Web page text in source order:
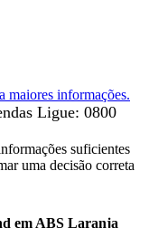
maiores informações.
Ligue: 0800
suficientes
uma decisão correta
em ABS Laranja